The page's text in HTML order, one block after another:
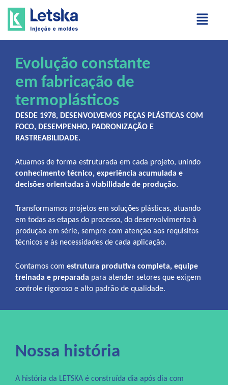
Evolução constante
em fabricação de
termoplásticos
DESDE 1978, DESENVOLVEMOS PEÇAS PLÁSTICAS COM
FOCO, DESEMPENHO, PADRONIZAÇÃO E
RASTREABILIDADE.
Atuamos de forma estruturada em cada projeto, unindo
conhecimento técnico, experiência acumulada e
decisões orientadas à viabilidade de produção.
Transformamos projetos em soluções plásticas, atuando
em todas as etapas do processo, do desenvolvimento à
produção em série, sempre com atenção aos requisitos
técnicos e às necessidades de cada aplicação.
Contamos com estrutura produtiva completa, equipe
treinada e preparada para atender setores que exigem
controle rigoroso e alto padrão de qualidade.
Nossa história
A história da LETSKA é construída dia após dia com